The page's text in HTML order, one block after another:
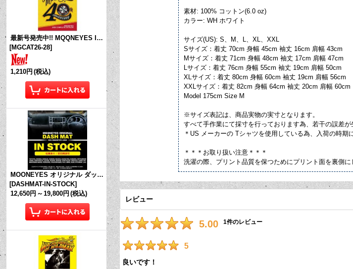
最新号発売中!! MQQNEYES International Magazine No.28 2026
[MGCAT26-28]
1,210円 (税込)
MOONEYES オリジナル ダッシュマット (in Stock!)
[DASHMAT-IN-STOCK]
12,650円 ～ 19,800円 (税込)
素材: 100% コットン(6.0 oz)
カラー: WH ホワイト
サイズ(US): S、M、L、XL、XXL
Sサイズ：着丈 70cm 身幅 45cm 袖丈 16cm 肩幅 43cm
Mサイズ：着丈 71cm 身幅 48cm 袖丈 17cm 肩幅 47cm
Lサイズ：着丈 76cm 身幅 55cm 袖丈 19cm 肩幅 50cm
XLサイズ：着丈 80cm 身幅 60cm 袖丈 19cm 肩幅 56cm
XXLサイズ：着丈 82cm 身幅 64cm 袖丈 20cm 肩幅 60cm
Model 175cm Size M
※サイズ表記は、商品実物の実寸となります。
すべて手作業にて採寸を行っております為、若干の誤差
＊US メーカーの Tシャツを使用している為、入荷の時期
＊＊＊お取り扱い注意＊＊＊
洗濯の際、プリント品質を保つためにプリント面を裏側に
レビュー
5.00 1件のレビュー
5
良いです！